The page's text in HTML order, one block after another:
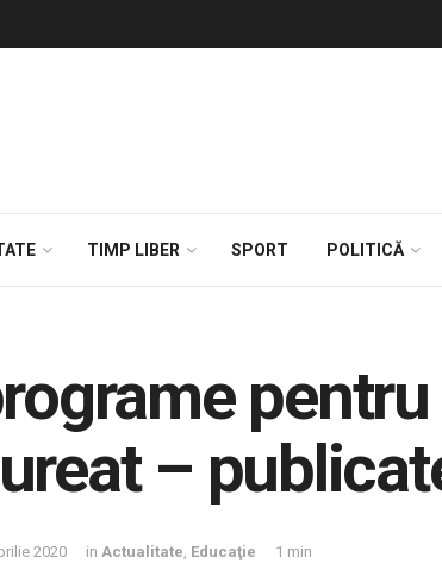
TIMP LIBER SPORT POLITICĂ
–
2020 in Actualitate, Educaţie 1 min